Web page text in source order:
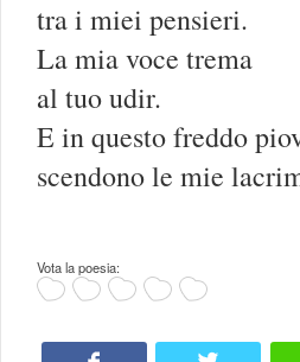
tra i miei pensieri.
La mia voce trema
al tuo udir.
E in questo freddo
scendono le mie
Vota la poesia: